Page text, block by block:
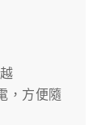
，方便隨